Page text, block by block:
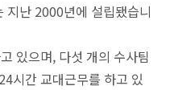
지난 2000년에 설립됐습니
있으며, 다섯 개의 수사팀
시간 교대근무를 하고 있